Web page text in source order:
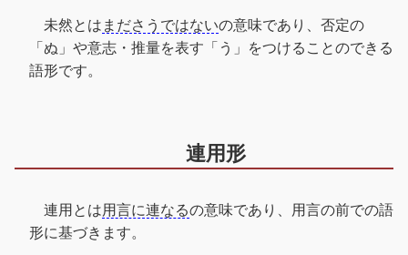
未然とは まださうではないの意味であり、否定の
「ぬ」や意志・推量を表す「う」をつけることのできる
語形です。
連用形
連用とは用言に連なるの意味であり、用言の前での語
形に基づきます。